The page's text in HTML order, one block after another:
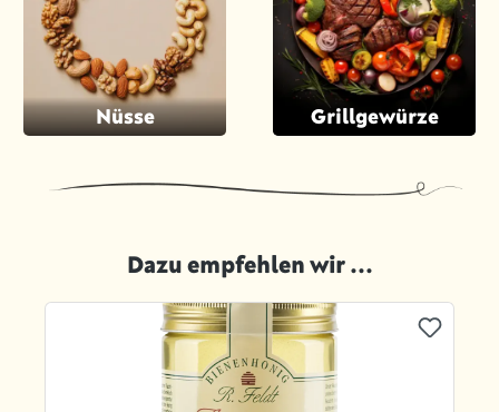
Nüsse Grillgewürze
Dazu empfehlen wir ...
Produktgalerie überspringen